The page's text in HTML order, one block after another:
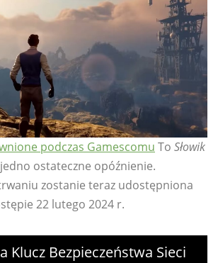
podczas Gamescomu To Słowik
ostateczne opóźnienie.
zostanie teraz udostępniona
22 lutego 2024 r.
Klucz Bezpieczeństwa Sieci